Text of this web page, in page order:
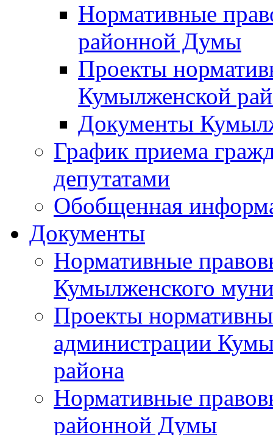
Нормативные
районной Думы
Проекты
Кумылженской
Документы
График приема
депутатами
Обобщенная
Документы
Нормативные
Кумылженского
Проекты
администрации
района
Нормативные
районной Думы